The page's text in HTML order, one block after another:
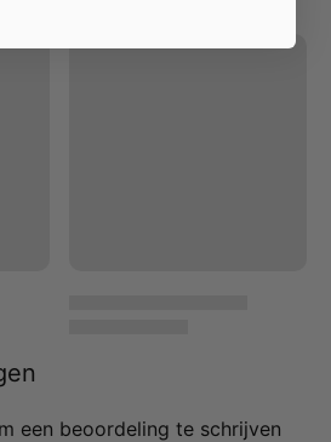
een beoordeling te schrijven